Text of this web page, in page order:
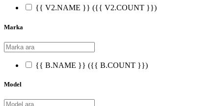
{{ V2.NAME }} ({{ V2.COUNT }})
Marka
{{ B.NAME }} ({{ B.COUNT }})
Model